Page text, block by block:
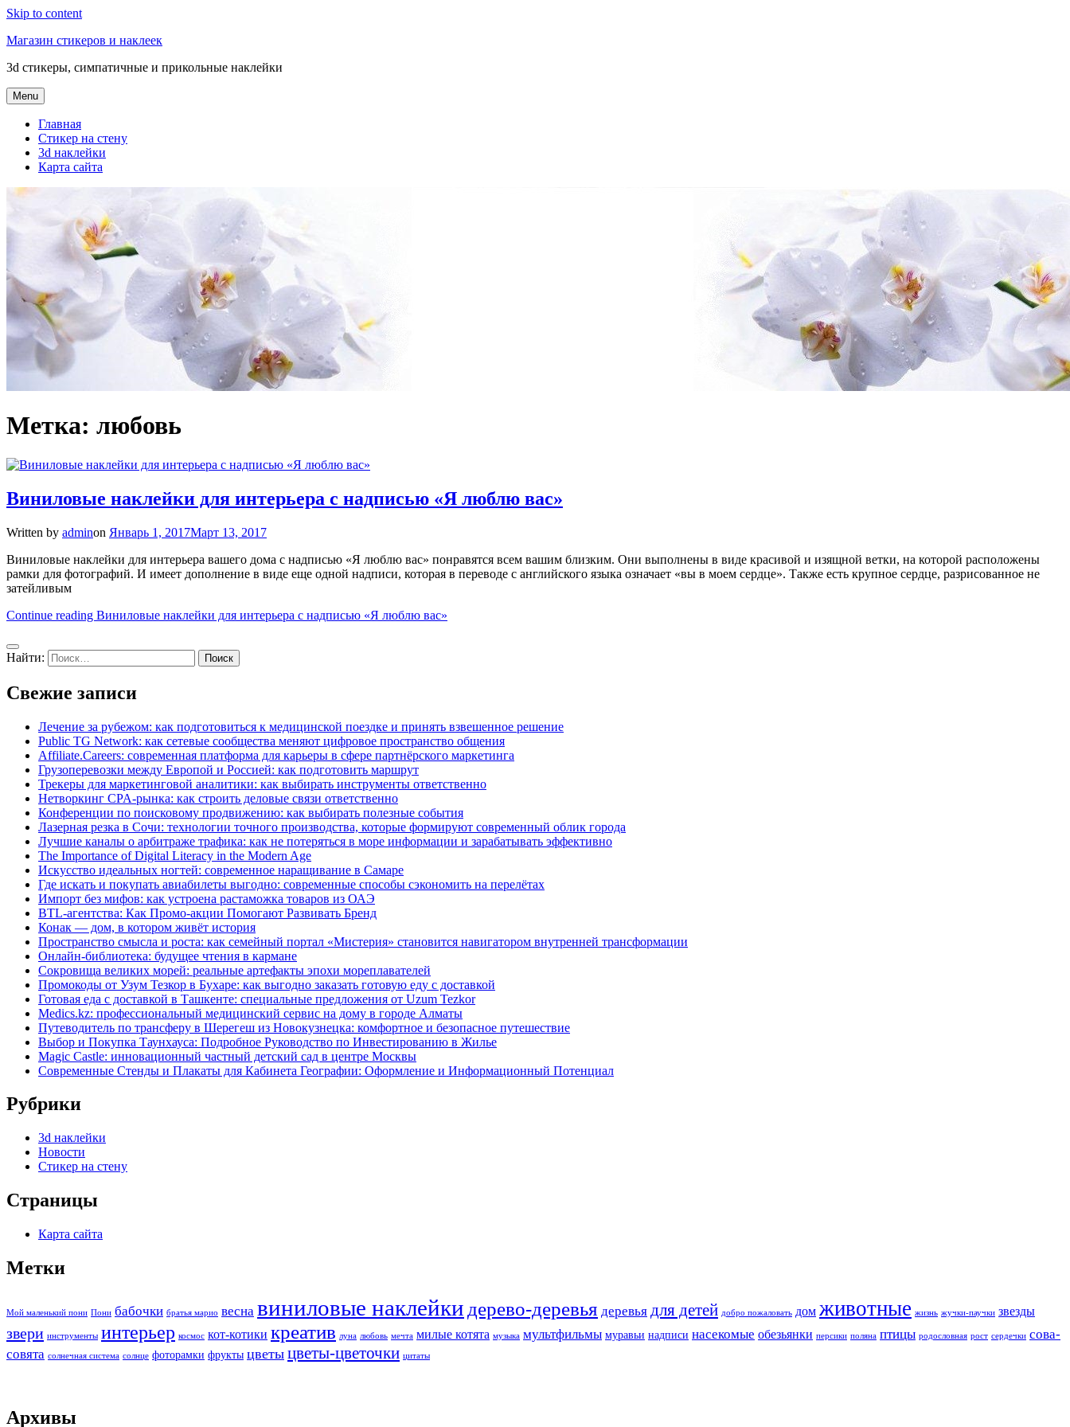
Skip to content
Магазин стикеров и наклеек
3d стикеры, симпатичные и прикольные наклейки
Menu
Главная
Стикер на стену
3d наклейки
Карта сайта
Метка: любовь
Виниловые наклейки для интерьера с надписью «Я люблю вас»
Written by adminon Январь 1, 2017Март 13, 2017
Виниловые наклейки для интерьера вашего дома с надписью «Я люблю вас» понравятся всем вашим близким. Они выполнены в виде красивой и изящной ветки, на которой расположены
рамки для фотографий. И имеет дополнение в виде еще одной надписи, которая в переводе с английского языка означает «вы в моем сердце». Также есть крупное сердце, разрисованное не
затейливым
Continue reading Виниловые наклейки для интерьера с надписью «Я люблю вас»
Найти:
Свежие записи
Лечение за рубежом: как подготовиться к медицинской поездке и принять взвешенное решение
Public TG Network: как сетевые сообщества меняют цифровое пространство общения
Affiliate.Careers: современная платформа для карьеры в сфере партнёрского маркетинга
Грузоперевозки между Европой и Россией: как подготовить маршрут
Трекеры для маркетинговой аналитики: как выбирать инструменты ответственно
Нетворкинг CPA-рынка: как строить деловые связи ответственно
Конференции по поисковому продвижению: как выбирать полезные события
Лазерная резка в Сочи: технологии точного производства, которые формируют современный облик города
Лучшие каналы о арбитраже трафика: как не потеряться в море информации и зарабатывать эффективно
The Importance of Digital Literacy in the Modern Age
Искусство идеальных ногтей: современное наращивание в Самаре
Где искать и покупать авиабилеты выгодно: современные способы сэкономить на перелётах
Импорт без мифов: как устроена растаможка товаров из ОАЭ
BTL-агентства: Как Промо-акции Помогают Развивать Бренд
Конак — дом, в котором живёт история
Пространство смысла и роста: как семейный портал «Мистерия» становится навигатором внутренней трансформации
Онлайн-библиотека: будущее чтения в кармане
Сокровища великих морей: реальные артефакты эпохи мореплавателей
Промокоды от Узум Тезкор в Бухаре: как выгодно заказать готовую еду с доставкой
Готовая еда с доставкой в Ташкенте: специальные предложения от Uzum Tezkor
Medics.kz: профессиональный медицинский сервис на дому в городе Алматы
Путеводитель по трансферу в Шерегеш из Новокузнецка: комфортное и безопасное путешествие
Выбор и Покупка Таунхауса: Подробное Руководство по Инвестированию в Жилье
Magic Castle: инновационный частный детский сад в центре Москвы
Современные Стенды и Плакаты для Кабинета Географии: Оформление и Информационный Потенциал
Рубрики
3d наклейки
Новости
Стикер на стену
Страницы
Карта сайта
Метки
Мой маленький пони Пони бабочки братья марио весна виниловые наклейки дерево-деревья деревья для детей добро пожаловать дом животные жизнь жучки-паучки звезды
звери инструменты интерьер космос кот-котики креатив луна любовь мечта милые котята музыка мультфильмы муравьи надписи насекомые обезьянки персики поляна птицы родословная рост сердечки сова-
совята солнечная система солнце фоторамки фрукты цветы цветы-цветочки цитаты
Архивы